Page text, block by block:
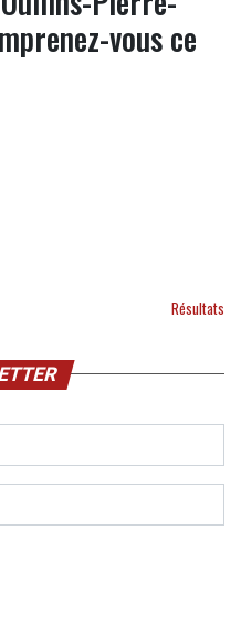
vous ce
Résultats